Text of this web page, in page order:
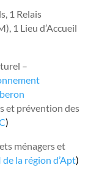
1 Relais
1 Lieu d’Accueil
–
et prévention des
)
ménagers et
de la région d’Apt)